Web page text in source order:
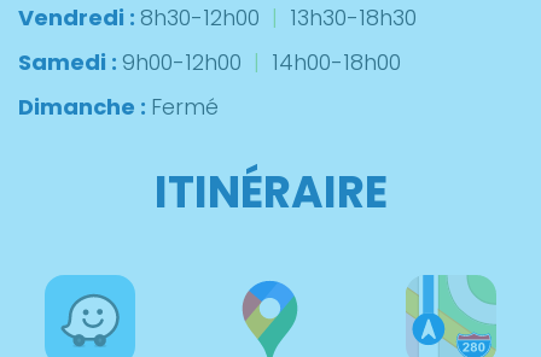
Vendredi : 8h30-12h00 | 13h30-18h30
Samedi : 9h00-12h00 | 14h00-18h00
Dimanche : Fermé
ITINÉRAIRE